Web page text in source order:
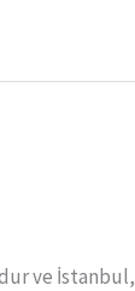
ve İstanbul,